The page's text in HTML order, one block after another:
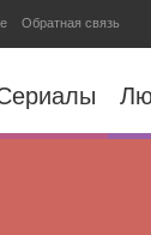
Обратная связь